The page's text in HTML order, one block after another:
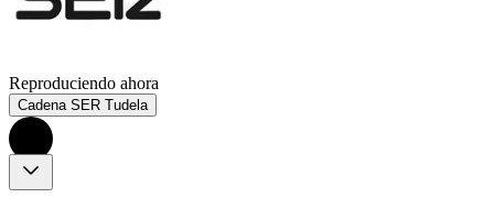
Reproduciendo ahora
Cadena SER Tudela